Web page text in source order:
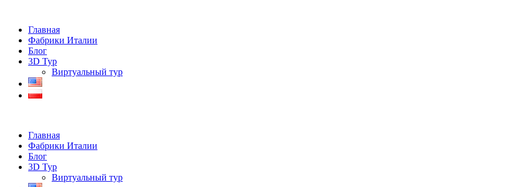
Главная
Фабрики Италии
Блог
3D Тур
Виртуальный тур
Главная
Фабрики Италии
Блог
3D Тур
Виртуальный тур